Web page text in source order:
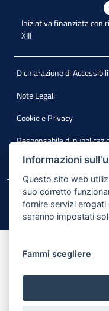
Iniziativa finanziata con
XIII
Dichiarazione di
Note Legali
Cookie e Privacy
Responsabile di
Mappa del sito
©
Informazioni
Questo sito web
suo corretto
fornire servizi
saranno impostati
Fammi scegliere